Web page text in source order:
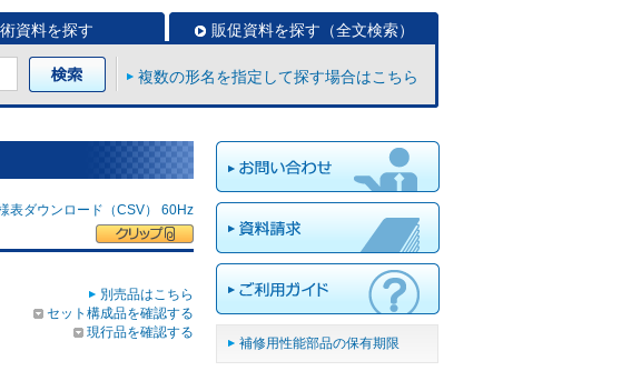
資料を探す 販促資料を探す（全文検索）
複数の形名を指定して探す場合はこちら
表ダウンロード（CSV） 60Hz
別売品はこちら
セット構成品を確認する
現行品を確認する
補修用性能部品の保有期限